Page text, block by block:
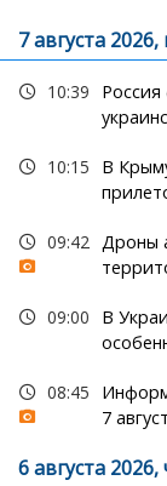
7 августа
10:39
10:15
В
09:42 Дроны
09:00
В
08:45
7
6 августа 2026,